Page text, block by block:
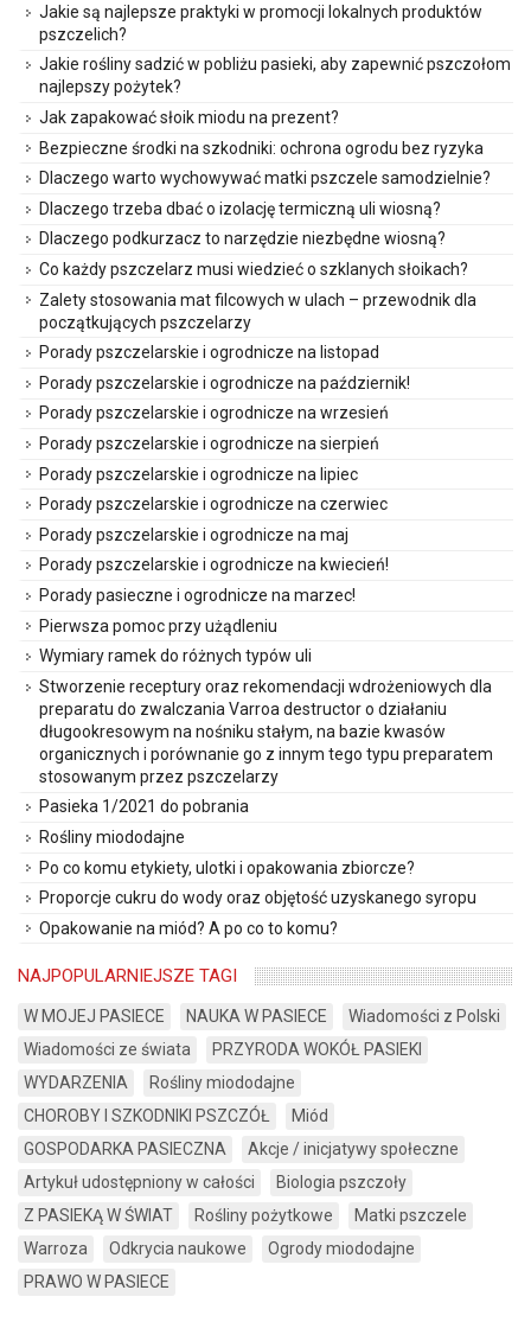
Jakie są najlepsze praktyki w promocji lokalnych produktów
pszczelich?
Jakie rośliny sadzić w pobliżu pasieki, aby zapewnić pszczołom
najlepszy pożytek?
Jak zapakować słoik miodu na prezent?
Bezpieczne środki na szkodniki: ochrona ogrodu bez ryzyka
Dlaczego warto wychowywać matki pszczele samodzielnie?
Dlaczego trzeba dbać o izolację termiczną uli wiosną?
Dlaczego podkurzacz to narzędzie niezbędne wiosną?
Co każdy pszczelarz musi wiedzieć o szklanych słoikach?
Zalety stosowania mat filcowych w ulach – przewodnik dla
początkujących pszczelarzy
Porady pszczelarskie i ogrodnicze na listopad
Porady pszczelarskie i ogrodnicze na październik!
Porady pszczelarskie i ogrodnicze na wrzesień
Porady pszczelarskie i ogrodnicze na sierpień
Porady pszczelarskie i ogrodnicze na lipiec
Porady pszczelarskie i ogrodnicze na czerwiec
Porady pszczelarskie i ogrodnicze na maj
Porady pszczelarskie i ogrodnicze na kwiecień!
Porady pasieczne i ogrodnicze na marzec!
Pierwsza pomoc przy użądleniu
Wymiary ramek do różnych typów uli
Stworzenie receptury oraz rekomendacji wdrożeniowych dla
preparatu do zwalczania Varroa destructor o działaniu
długookresowym na nośniku stałym, na bazie kwasów
organicznych i porównanie go z innym tego typu preparatem
stosowanym przez pszczelarzy
Pasieka 1/2021 do pobrania
Rośliny miododajne
Po co komu etykiety, ulotki i opakowania zbiorcze?
Proporcje cukru do wody oraz objętość uzyskanego syropu
Opakowanie na miód? A po co to komu?
NAJPOPULARNIEJSZE TAGI
W MOJEJ PASIECE NAUKA W PASIECE
Wiadomości z Polski
Wiadomości ze świata
PRZYRODA WOKÓŁ PASIEKI
WYDARZENIA
Rośliny miododajne
CHOROBY I SZKODNIKI PSZCZÓŁ
Miód
GOSPODARKA PASIECZNA
Akcje / inicjatywy społeczne
Artykuł udostępniony w całości
Biologia pszczoły
Z PASIEKĄ W ŚWIAT
Rośliny pożytkowe
Matki pszczele
Warroza
Odkrycia naukowe
Ogrody miododajne
PRAWO W PASIECE